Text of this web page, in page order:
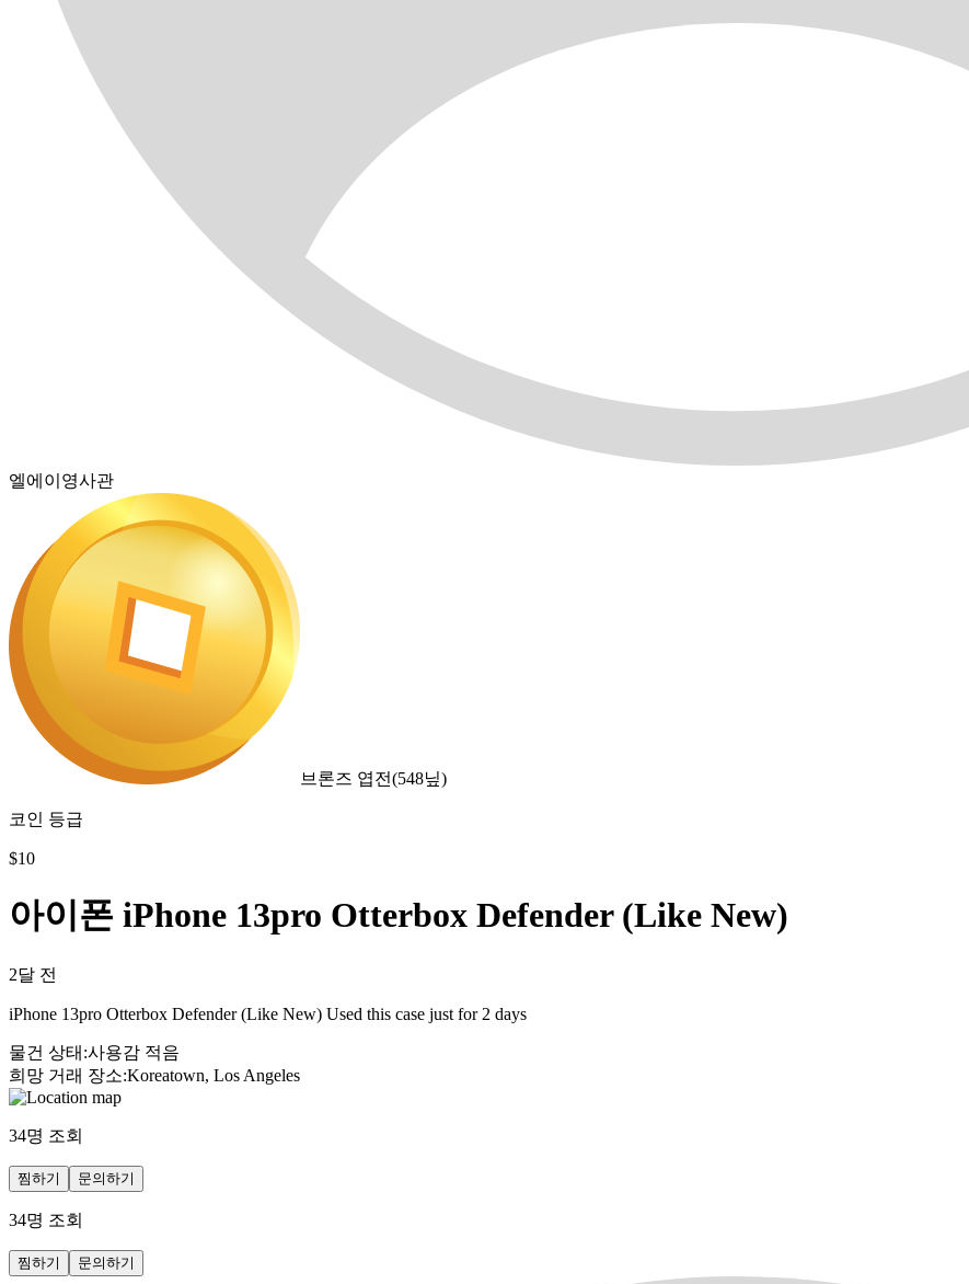
엘에이영사관
브론즈 엽전(548닢)
코인 등급
$10
아이폰 iPhone 13pro Otterbox Defender (Like New)
2달 전
iPhone 13pro Otterbox Defender (Like New) Used this case just for 2 days
물건 상태 :사용감 적음
희망 거래 장소:Koreatown, Los Angeles
34명 조회
찜하기 문의하기
34명 조회
찜하기 문의하기